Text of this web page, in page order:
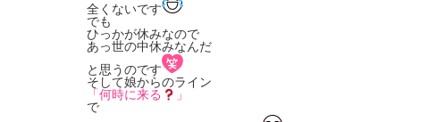
全くないです
でも
ひっかが休みなので
あっ世の中休みなんだ
と思うのです
そして娘からのライン
「何時に来る
」
で